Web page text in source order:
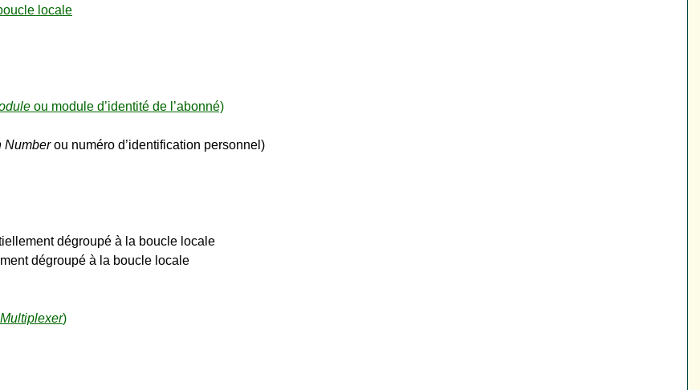
locale
ou module d’identité de l’abonné)
Numberou numéro d’identification personnel)
dégroupé à la boucle locale
dégroupé à la boucle locale
)